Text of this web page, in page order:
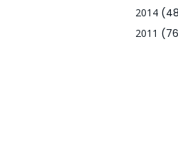
2014
2011